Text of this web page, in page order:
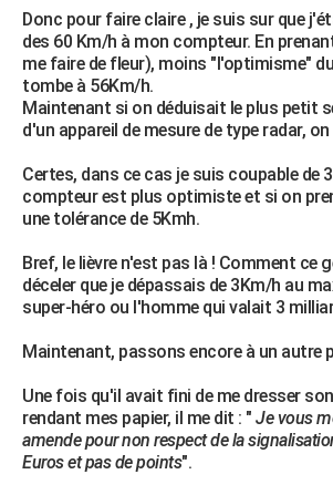
Donc pour faire claire , je suis sur que
des 60 Km/h à mon compteur. En
me faire de fleur), moins "l'optimisme"
tombe à 56Km/h.
Maintenant si on déduisait le plus petit
d'un appareil de mesure de type radar,
Certes, dans ce cas je suis coupable de
compteur est plus optimiste et si on
une tolérance de 5Kmh.
Bref, le lièvre n'est pas là ! Comment ce
déceler que je dépassais de 3Km/h au
super-héro ou l'homme qui valait 3
Maintenant, passons encore à un autre
Une fois qu'il avait fini de me dresser
rendant mes papier, il me dit : " Je vous
amende pour non respect de la
Euros et pas de points".